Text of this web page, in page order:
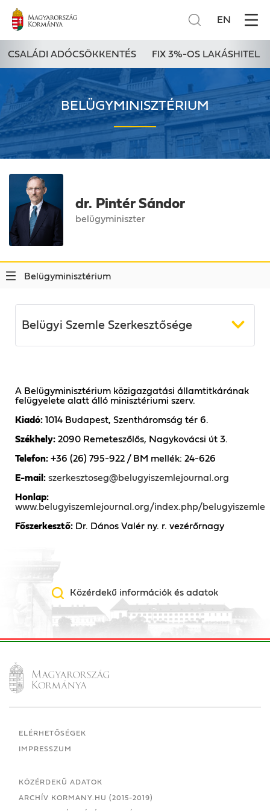
CSALÁDI ADÓCSÖKKENTÉS FIX 3%-OS LAKÁSHITEL
EN
BELÜGYMINISZTÉRIUM
dr. Pintér Sándor
belügyminiszter
Belügyminisztérium
Belügyi Szemle Szerkesztősége
A Belügyminisztérium közigazgatási államtitkárának
felügyelete alatt álló minisztériumi szerv.
Kiadó: 1014 Budapest, Szentháromság tér 6.
Székhely: 2090 Remeteszőlős, Nagykovácsi út 3.
Telefon: +36 (26) 795-922 / BM mellék: 24-626
E-mail: szerkesztoseg@belugyiszemlejournal.org
Honlap:
www.belugyiszemlejournal.org/index.php/belugyiszemle
Főszerkesztő: Dr. Dános Valér ny. r. vezérőrnagy
Közérdekű információk és adatok
ELÉRHETŐSÉGEK
IMPRESSZUM
KÖZÉRDEKŰ ADATOK
ARCHÍV KORMANY.HU (2015-2019)